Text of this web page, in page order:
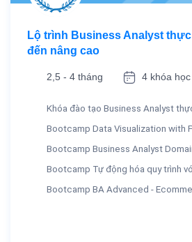
Lộ trình Business Analyst
đến nâng cao
2,5 - 4 tháng 4 khóa học
Khóa đào tạo Business Analyst
Bootcamp Data Visualization with
Bootcamp Business Analyst
Bootcamp Tự động hóa quy trình
Bootcamp BA Advanced -